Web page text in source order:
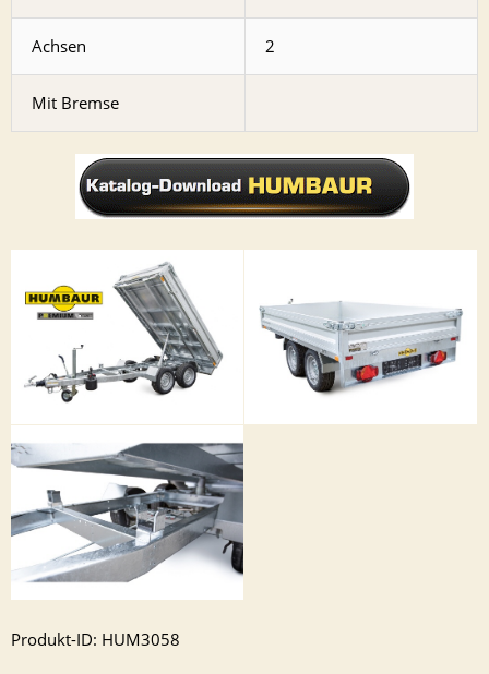
Achsen 2
Mit Bremse
Produkt-ID: HUM3058